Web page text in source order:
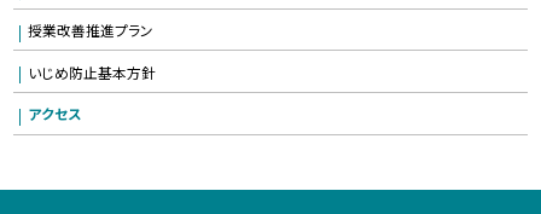
授業改善推進プラン
いじめ防止基本方針
アクセス